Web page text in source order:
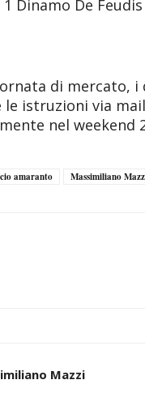
Dinamo De Feudis
di
istruzioni via
nel weekend
amaranto Massimiliano
Mazzi